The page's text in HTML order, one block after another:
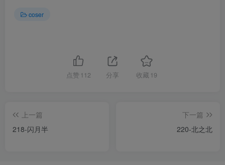
coser
点赞 112 分享 收藏 19
上一篇
218-闪月半
下一篇
220-北之北